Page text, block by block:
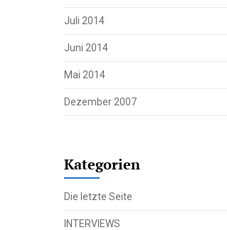
Juli 2014
Juni 2014
Mai 2014
Dezember 2007
Kategorien
Die letzte Seite
INTERVIEWS